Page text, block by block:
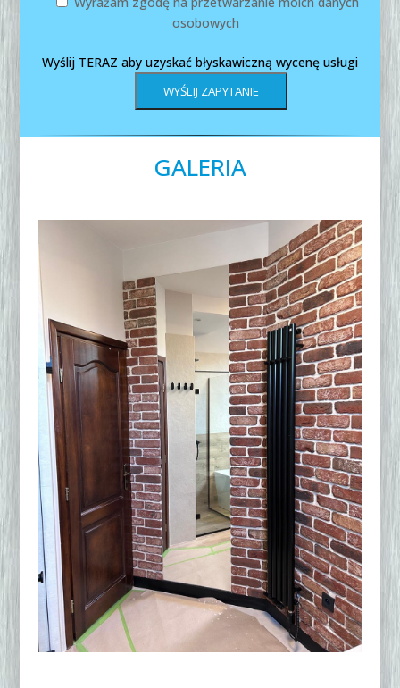
osobowych
Wyślij TERAZ aby uzyskać błyskawiczną wycenę usługi
GALERIA